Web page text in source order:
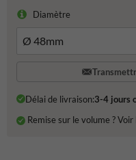
Diamètre
Délai de livraison:3-4 jours
Remise sur le volume ?